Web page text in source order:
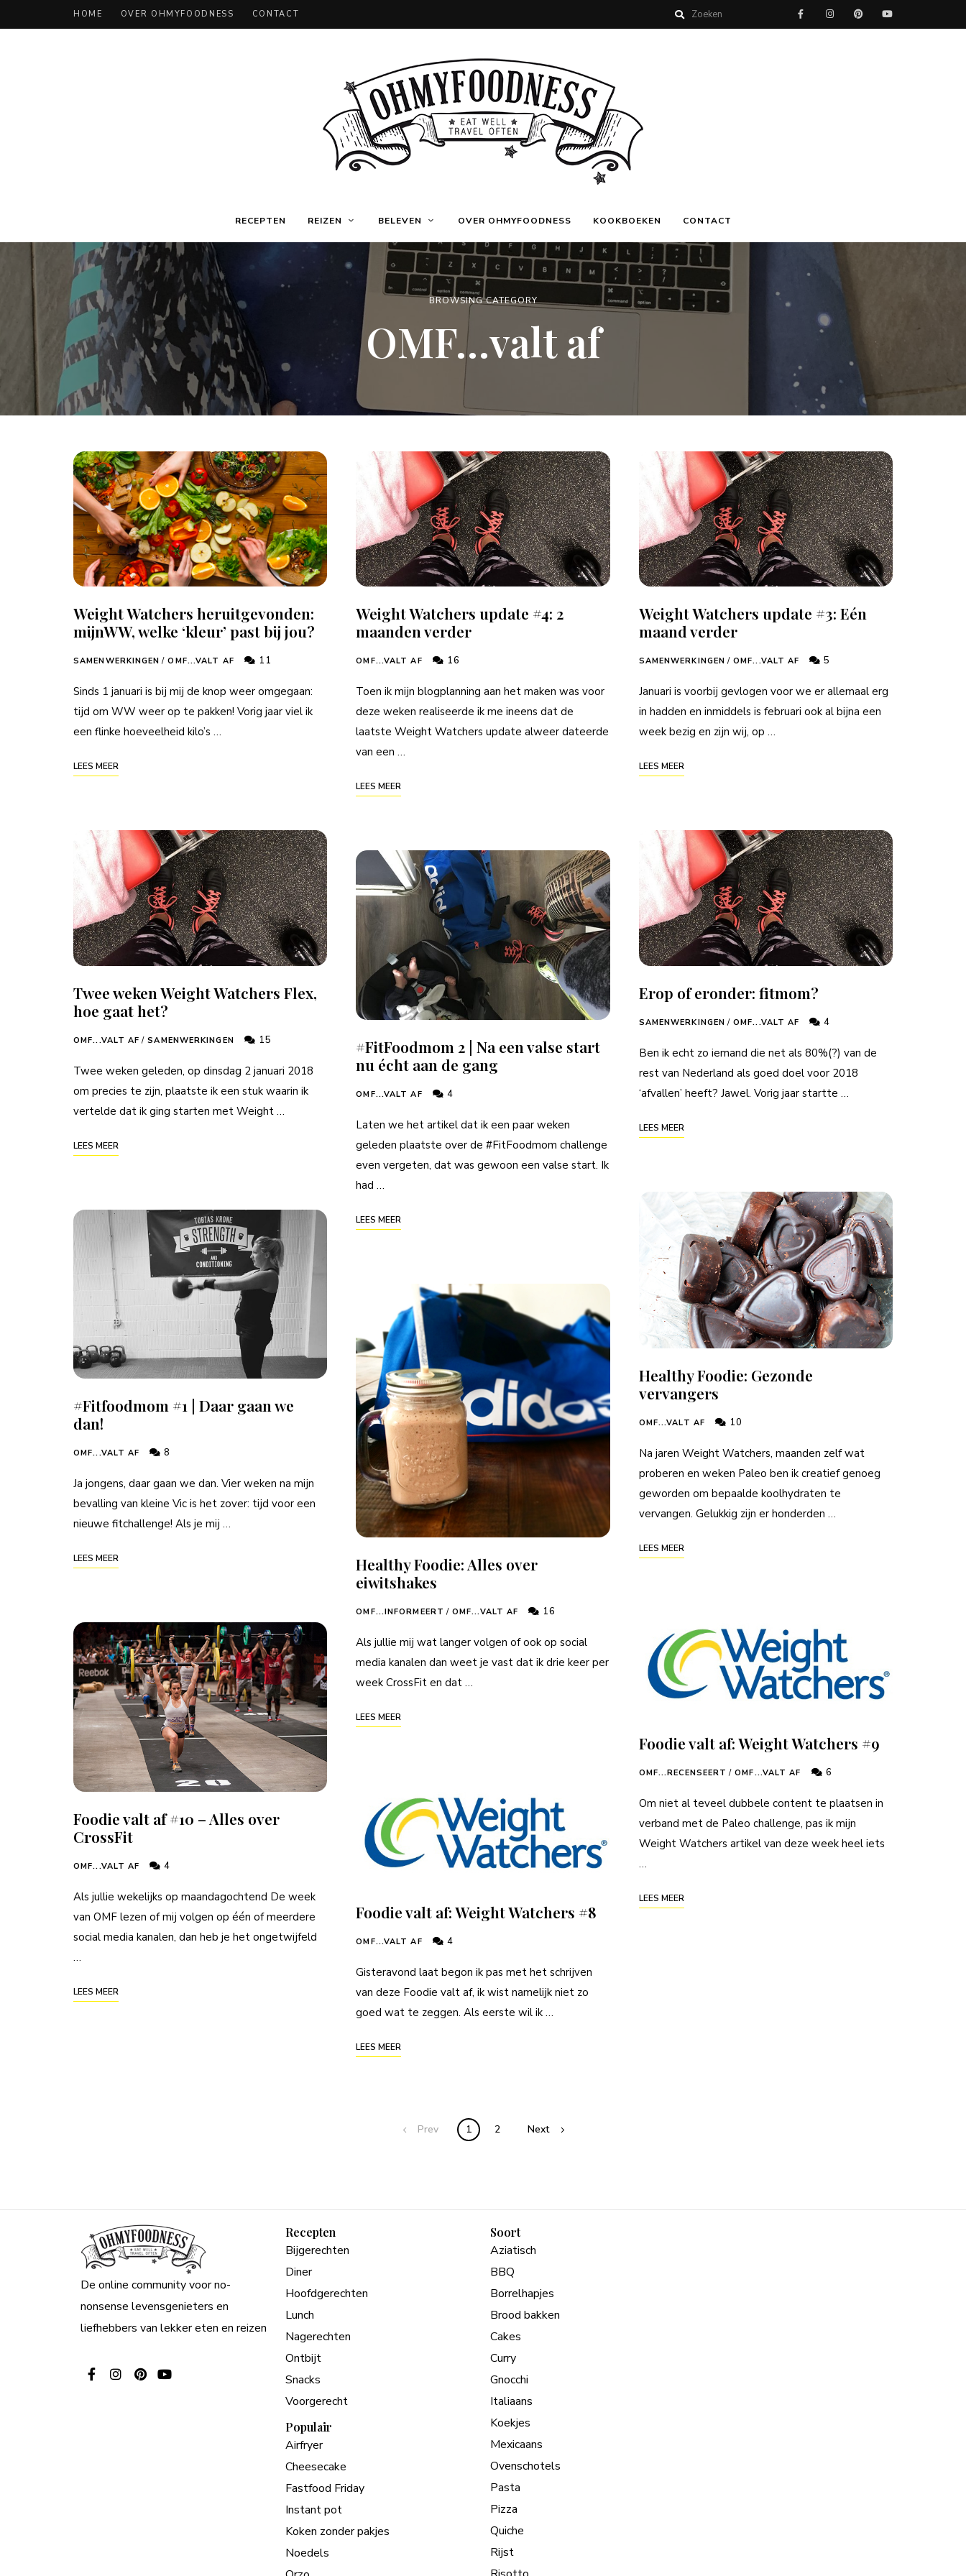
HOME OVER OHMYFOODNESS CONTACT
OhMyFoodness
well
Travel
often
RECEPTEN REIZEN BELEVEN OVER OHMYFOODNESS KOOKBOEKEN CONTACT
BROWSING CATEGORY
OMF…valt af
Weight Watchers heruitgevonden:
mijnWW, welke ‘kleur’ past bij jou?
SAMENWERKINGEN / OMF...VALT AF 11
Sinds 1 januari is bij mij de knop weer omgegaan:
tijd om WW weer op te pakken! Vorig jaar viel ik
een flinke hoeveelheid kilo’s …
LEES MEER
Twee weken Weight Watchers Flex,
hoe gaat het?
OMF...VALT AF / SAMENWERKINGEN 15
Twee weken geleden, op dinsdag 2 januari 2018
om precies te zijn, plaatste ik een stuk waarin ik
vertelde dat ik ging starten met Weight …
LEES MEER
#Fitfoodmom #1 | Daar gaan we
dan!
OMF...VALT AF 8
Ja jongens, daar gaan we dan. Vier weken na mijn
bevalling van kleine Vic is het zover: tijd voor een
nieuwe fitchallenge! Als je mij …
LEES MEER
Foodie valt af #10 – Alles over
CrossFit
OMF...VALT AF 4
Als jullie wekelijks op maandagochtend De week
van OMF lezen of mij volgen op één of meerdere
social media kanalen, dan heb je het ongetwijfeld
…
LEES MEER
Weight Watchers update #4: 2
maanden verder
OMF...VALT AF 16
Toen ik mijn blogplanning aan het maken was voor
deze weken realiseerde ik me ineens dat de
laatste Weight Watchers update alweer dateerde
van een …
LEES MEER
#FitFoodmom 2 | Na een valse start
nu écht aan de gang
OMF...VALT AF 4
Laten we het artikel dat ik een paar weken
geleden plaatste over de #FitFoodmom challenge
even vergeten, dat was gewoon een valse start. Ik
had …
LEES MEER
Healthy Foodie: Alles over
eiwitshakes
OMF...INFORMEERT / OMF...VALT AF 16
Als jullie mij wat langer volgen of ook op social
media kanalen dan weet je vast dat ik drie keer per
week CrossFit en dat …
LEES MEER
Foodie valt af: Weight Watchers #8
OMF...VALT AF 4
Gisteravond laat begon ik pas met het schrijven
van deze Foodie valt af, ik wist namelijk niet zo
goed wat te zeggen. Als eerste wil ik …
LEES MEER
Weight Watchers update #3: Eén
maand verder
SAMENWERKINGEN / OMF...VALT AF 5
Januari is voorbij gevlogen voor we er allemaal erg
in hadden en inmiddels is februari ook al bijna een
week bezig en zijn wij, op …
LEES MEER
Erop of eronder: fitmom?
SAMENWERKINGEN / OMF...VALT AF 4
Ben ik echt zo iemand die net als 80%(?) van de
rest van Nederland als goed doel voor 2018
‘afvallen’ heeft? Jawel. Vorig jaar startte …
LEES MEER
Healthy Foodie: Gezonde
vervangers
OMF...VALT AF 10
Na jaren Weight Watchers, maanden zelf wat
proberen en weken Paleo ben ik creatief genoeg
geworden om bepaalde koolhydraten te
vervangen. Gelukkig zijn er honderden …
LEES MEER
Foodie valt af: Weight Watchers #9
OMF...RECENSEERT / OMF...VALT AF 6
Om niet al teveel dubbele content te plaatsen in
verband met de Paleo challenge, pas ik mijn
Weight Watchers artikel van deze week heel iets
…
LEES MEER
Prev 1 2 Next
De online community voor no-
nonsense levensgenieters en
liefhebbers van lekker eten en reizen
Recepten
Bijgerechten
Diner
Hoofdgerechten
Lunch
Nagerechten
Ontbijt
Snacks
Voorgerecht
Populair
Airfryer
Cheesecake
Fastfood Friday
Instant pot
Koken zonder pakjes
Noedels
Soort
Aziatisch
BBQ
Borrelhapjes
Brood bakken
Cakes
Curry
Gnocchi
Italiaans
Koekjes
Mexicaans
Ovenschotels
Pasta
Pizza
Quiche
Rijst